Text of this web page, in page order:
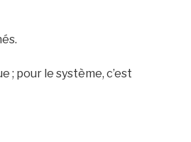
; pour le système, c’est